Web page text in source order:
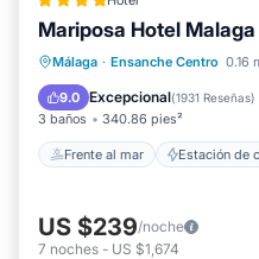
Mariposa Hotel Malaga
Málaga · Ensanche Centro 0.16
9.0 Excepcional(1931 Reseñas)
3 baños 340.86 pies²
Frente al mar Estación de
Frente al mar
Estación de carga
Aparcamiento
US $239/noche
7 noches - US $1,674